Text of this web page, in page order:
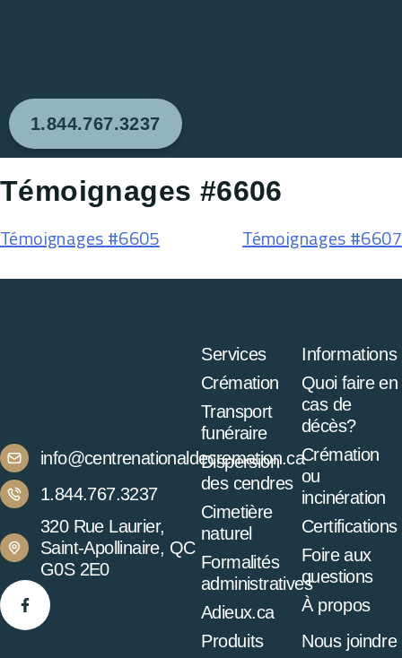
1.844.767.3237
Témoignages #6606
Témoignages #6605 Témoignages #6607
info@centrenationaldecremation.ca
1.844.767.3237
320 Rue Laurier,
Saint-Apollinaire, QC
G0S 2E0
Services
Crémation
Transport
funéraire
Dispersion
des cendres
Cimetière
naturel
Formalités
administratives
Adieux.ca
Produits
Informations
Quoi faire en
cas de
décès?
Crémation
ou
incinération
Certifications
Foire aux
questions
À propos
Nous joindre